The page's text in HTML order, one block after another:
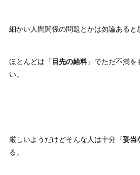
細かい人間関係の問題とかは勿論あると
ほとんどは『目先の給料』でただ不満を
い。
厳しいようだけどそんな人は十分『妥当
る。